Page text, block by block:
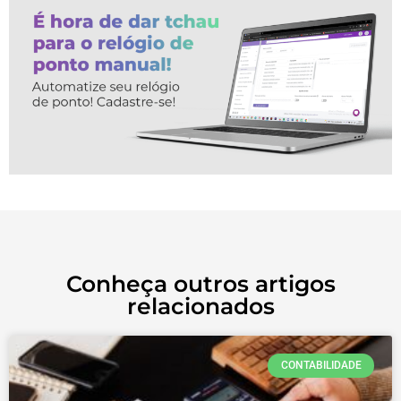
Conheça outros artigos
relacionados
CONTABILIDADE